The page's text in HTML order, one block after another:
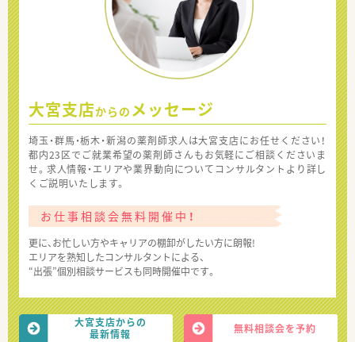
大宮支店からの メッセージ
埼玉・群馬・栃木・新潟の薬剤師求人は大宮支店にお任せください！
都内23区でご就業希望の薬剤師さんもお気軽にご相談くださいま
せ。求人情報・エリアや業界動向についてコンサルタントより詳し
くご説明いたします。
お仕事相談会無料開催中！
更に、お忙しい方やキャリアの棚卸がしたい方に朗報!
エリアを熟知したコンサルタントによる、
“出張”個別相談サービスも同時開催中です。
大宮支店からの
最新情報
無料相談会を予約